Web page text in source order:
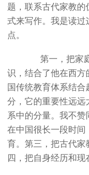
题，联系古代家教
式来写作。我是读
点。
第一，把家庭
识，结合了他在西
国传统教育体系结
分，它的重要性远
系中的分量。我不
在中国很长一段时
育。第三，把古代
四，把自身经历和现